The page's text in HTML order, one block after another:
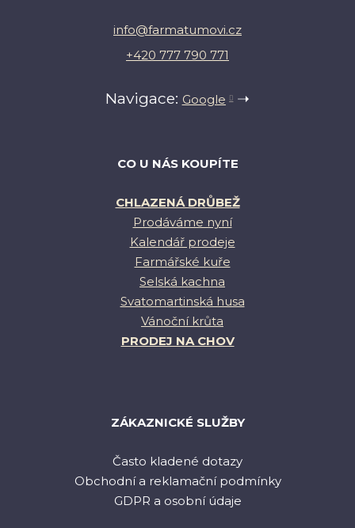
info@farmatumovi.cz
+420 777 790 771
Navigace: Google ➝
CO U NÁS KOUPÍTE
CHLAZENÁ DRŮBEŽ
Prodáváme nyní
Kalendář prodeje
Farmářské kuře
Selská kachna
Svatomartinská husa
Vánoční krůta
PRODEJ NA CHOV
ZÁKAZNICKÉ SLUŽBY
Často kladené dotazy
Obchodní a reklamační podmínky
GDPR a osobní údaje